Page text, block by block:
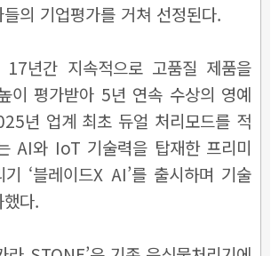
의 기업평가를 거쳐 선정된다.
17년간 지속적으로 고품질 제품을
이 평가받아 5년 연속 수상의 영예
년 업계 최초 듀얼 처리모드를 적
AI와 IoT 기술력을 탑재한 프리미
기 ‘블레이드X AI’를 출시하며 기술
다.